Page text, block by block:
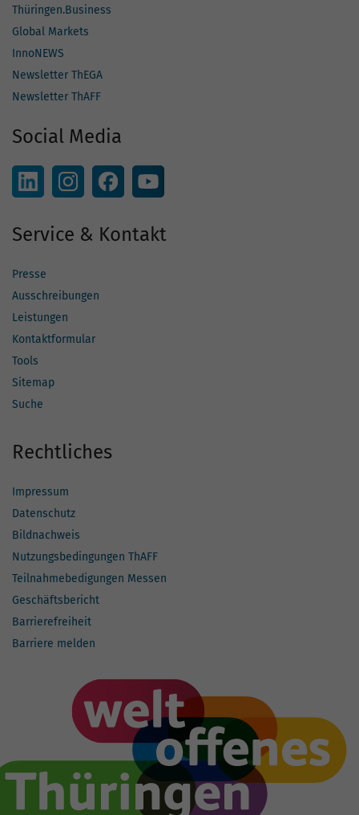
Thüringen.Business
Global Markets
InnoNEWS
Newsletter ThEGA
Newsletter ThAFF
Social Media
Service & Kontakt
Presse
Ausschreibungen
Leistungen
Kontaktformular
Tools
Sitemap
Suche
Rechtliches
Impressum
Datenschutz
Bildnachweis
Nutzungsbedingungen ThAFF
Teilnahmebedigungen Messen
Geschäftsbericht
Barrierefreiheit
Barriere melden